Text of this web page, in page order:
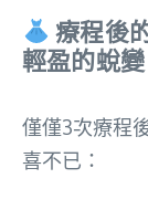
療程後
輕盈的蛻變
僅僅3次療程
喜不已：